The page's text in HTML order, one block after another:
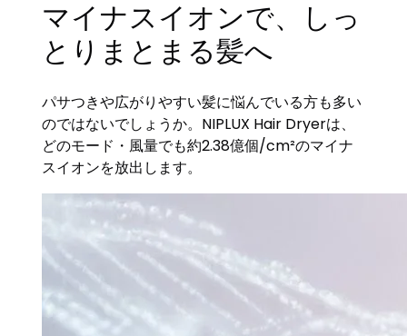
マイナスイオンで、しっ
とりまとまる髪へ
パサつきや広がりやすい髪に悩んでいる方も多い
のではないでしょうか。NIPLUX Hair Dryerは、
どのモード・風量でも約2.38億個/cm²のマイナ
スイオンを放出します。